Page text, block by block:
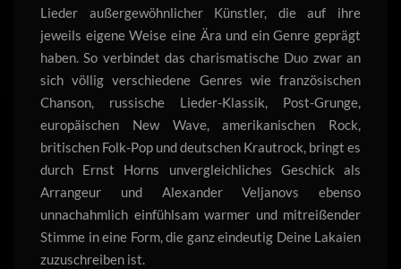
Lieder außergewöhnlicher Künstler, die auf ihre
jeweils eigene Weise eine Ära und ein Genre geprägt
haben. So verbindet das charismatische Duo zwar an
sich völlig verschiedene Genres wie französischen
Chanson, russische Lieder-Klassik, Post-Grunge,
europäischen New Wave, amerikanischen Rock,
britischen Folk-Pop und deutschen Krautrock, bringt es
durch Ernst Horns unvergleichliches Geschick als
Arrangeur und Alexander Veljanovs ebenso
unnachahmlich einfühlsam warmer und mitreißender
Stimme in eine Form, die ganz eindeutig Deine Lakaien
zuzuschreiben ist.